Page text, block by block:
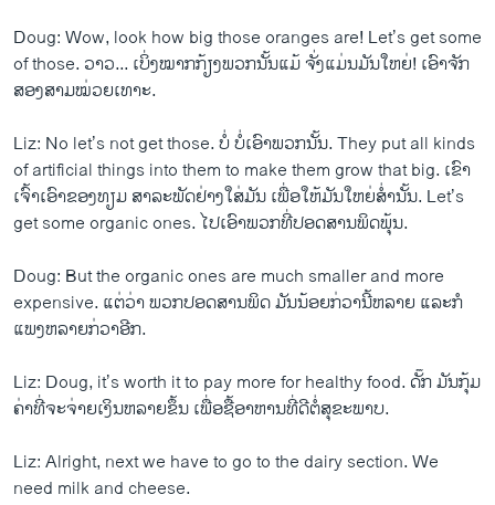
Doug: Wow, look how big those oranges are! Let’s get some
of those. ວາວ... ​ເບິ່ງ​ໝາ​ກກ້ຽງ​ພວກ​ນັ້ນ​ແມ້ ຈັ່ງ​ແມ່ນ​ມັນ​ໃຫຍ່! ​ເອົາຈັກ​
ສອງ​ສາມ​ໝ່ວຍ​ເທາະ.
Liz: No let’s not get those. ບໍ່ ບໍ່​ເອົາ​ພວກ​ນັ້ນ. They put all kinds
of artificial things into them to make them grow that big. ​ເຂົາ​
ເຈົ້າ​ເອົາ​ຂອງ​ທຽມ ສາລະພັດ​ຢ່າງໃສ່​ມັນ ​ເພື່ອ​ໃຫ້​ມັນ​ໃຫຍ່​ສ່ຳ​ນັ້ນ. Let’s
get some organic ones. ​ໄປ​ເອົາ​ພວກ​ທີ່​ປອດ​ສານພິດ​ພຸ້ນ.
Doug: But the organic ones are much smaller and more
expensive. ​ແຕ່​ວ່າ ພວກ​ປອດ​ສານພິດ ມັນ​ນ້ອຍ​ກ່ວາ​ນີ້​ຫລາຍ ​ແລະ​ກໍ​
ແພງ​ຫລາຍ​ກ່ວາ​ອີກ.
Liz: Doug, it’s worth it to pay more for healthy food. ດັ໊ກ ມັນ​ກຸ້ມ​
ຄ່າ​ທີ່​ຈະຈ່າຍ​ເງິນ​ຫລາຍ​ຂຶ້ນ ​ເພື່ອ​ຊື້​ອາຫານ​ທີ່​ດີ​ຕໍ່​ສຸຂະພາບ.
Liz: Alright, next we have to go to the dairy section. We
need milk and cheese.